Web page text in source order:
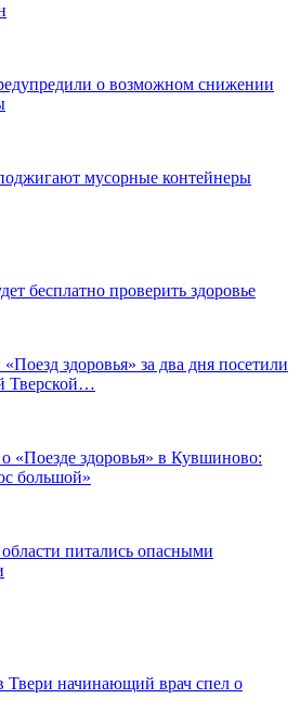
о возможном снижении
мусорные контейнеры
бесплатно проверить здоровье
здоровья» за два дня посетили
Тверской…
«Поезде здоровья» в Кувшиново:
большой»
питались опасными
Твери начинающий врач спел о